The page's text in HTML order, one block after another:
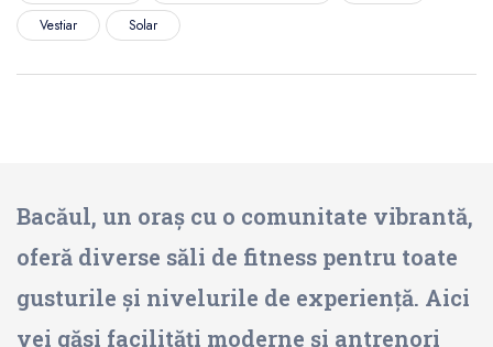
Vestiar
Solar
Bacăul, un oraș cu o comunitate vibrantă,
oferă diverse săli de fitness pentru toate
gusturile și nivelurile de experiență. Aici
vei găsi facilități moderne și antrenori